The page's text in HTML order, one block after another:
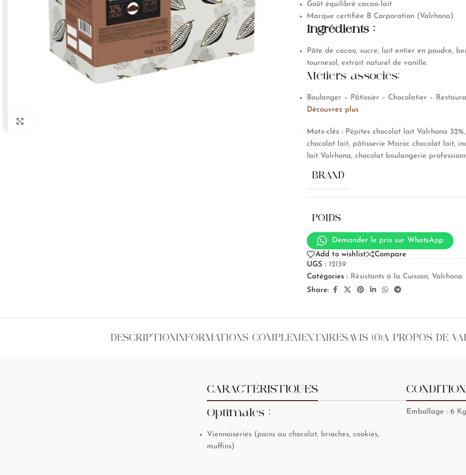
Goût équilibré cacao-lait
Marque certifiée B Corporation (Valrhona )
Ingrédients :
Pâte de cacao, sucre, lait entier en poudre,
tournesol, extrait naturel de vanille.
Métiers associés:
Boulanger – Pâtissier – Chocolatier –
Découvrez plus
Mots-clés : Pépites chocolat lait Valrhona
chocolat lait, pâtisserie Maroc chocolat lait,
lait Valrhona, chocolat boulangerie
BRAND
POIDS
Demander le prix sur WhatsApp
Add to wishlist
Compare
UGS : 12139
Catégories : Résistants à la Cuisson, Valrhona
Share:
DESCRIPTIONINFORMATIONS COMPLÉMENTAIRESAVIS (0)À PROPOS DE
CARACTÉRISTIQUES
Optimales :
Viennoiseries (pains au chocolat, brioches, cookies,
muffins)
Emballage : 6 Kg